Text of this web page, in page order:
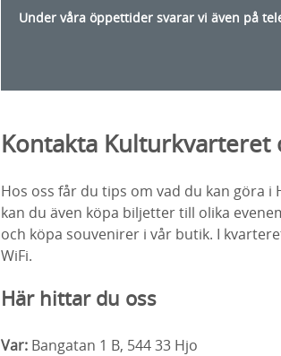
Under våra öppettider svarar vi även på
Kontakta
Hos oss får du tips om vad du kan göra i
kan du även köpa biljetter till olika
och köpa souvenirer i vår butik. I
WiFi.
Här hittar du oss
Var: Bangatan 1 B, 544 33 Hjo